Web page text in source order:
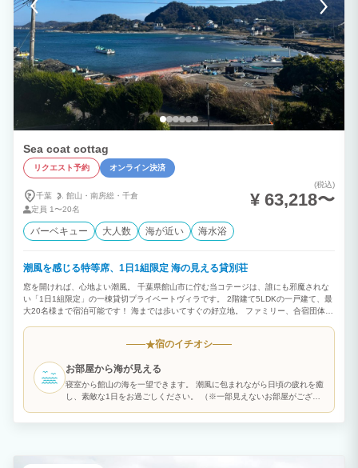
Sea coat cottag
リクエスト予約 オンライン決済
千葉 館山・ 南房総・ 千倉
定員 1〜20名
(税込)
¥ 63,218〜
バーベキュー 大人数 海が近い 海水浴
潮風を感じる特等席、1日1組限定 海の見える貸別荘
窓を開ければ、心地よい潮風。 千葉県館山市に佇む当コテージは、誰にも邪魔されな
い「1日1組限定」の一棟貸切プライベートヴィラです。 2階建て5LDKの一戸建て、最
大20名様まで宿泊可能です！ 海までは歩いてすぐの好立地。 ファミリー、合宿団体、
インアラジン）完備■ リビングにプロジェクターを設置しております。 お気に入りの
レージBBQ（無料）■ Sea coat cottageではBBQコンロ（ガス式）、網、トング、軍
手は無料でご用意させて頂いております。 食材、調味料を買うだけでバーベキューが
できます。 潮風を感じながら、普段味わえない贅沢な空間でのバーベキューの魅力を
一年通して楽しめます。 ■寝室に関して■ 利用人数により解放されるお部屋の数が異
★宿のイチオシ
お部屋から海が見える
寝室から館山の海を一望できます。 潮風に包まれながら日頃の疲れを癒
し、素敵な1日をお過ごしください。 （※一部見えないお部屋がござい